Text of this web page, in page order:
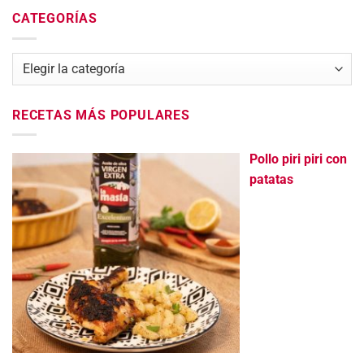
CATEGORÍAS
Categorías
RECETAS MÁS POPULARES
Pollo piri piri con
patatas